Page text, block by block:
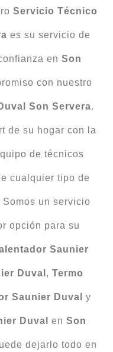
Servicio Técnico
es su servicio de
en Son
con nuestro
Son Servera.
de su hogar con la
de técnicos
cualquier tipo de
Somos un servicio
opción para su
Saunier
Duval , Termo
Saunier Duval y
Duval en Son
dejarlo todo en